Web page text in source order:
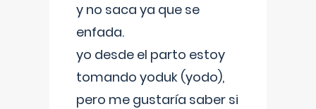
y no saca ya que se
enfada.
yo desde el parto estoy
tomando yoduk (yodo),
pero me gustaría saber si